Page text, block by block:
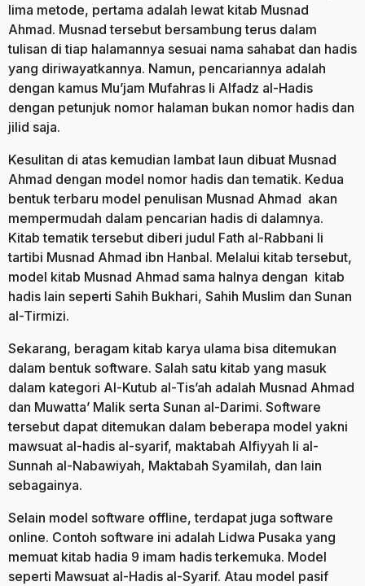
lima metode, pertama adalah lewat kitab Musnad
Ahmad. Musnad tersebut bersambung terus dalam
tulisan di tiap halamannya sesuai nama sahabat dan hadis
yang diriwayatkannya. Namun, pencariannya adalah
dengan kamus Mu’jam Mufahras li Alfadz al-Hadis
dengan petunjuk nomor halaman bukan nomor hadis dan
jilid saja.
Kesulitan di atas kemudian lambat laun dibuat Musnad
Ahmad dengan model nomor hadis dan tematik. Kedua
bentuk terbaru model penulisan Musnad Ahmad akan
mempermudah dalam pencarian hadis di dalamnya.
Kitab tematik tersebut diberi judul Fath al-Rabbani li
tartibi Musnad Ahmad ibn Hanbal. Melalui kitab tersebut,
model kitab Musnad Ahmad sama halnya dengan kitab
hadis lain seperti Sahih Bukhari, Sahih Muslim dan Sunan
al-Tirmizi.
Sekarang, beragam kitab karya ulama bisa ditemukan
dalam bentuk software. Salah satu kitab yang masuk
dalam kategori Al-Kutub al-Tis’ah adalah Musnad Ahmad
dan Muwatta’ Malik serta Sunan al-Darimi. Software
tersebut dapat ditemukan dalam beberapa model yakni
mawsuat al-hadis al-syarif, maktabah Alfiyyah li al-
Sunnah al-Nabawiyah, Maktabah Syamilah, dan lain
sebagainya.
Selain model software offline, terdapat juga software
online. Contoh software ini adalah Lidwa Pusaka yang
memuat kitab hadia 9 imam hadis terkemuka. Model
seperti Mawsuat al-Hadis al-Syarif. Atau model pasif